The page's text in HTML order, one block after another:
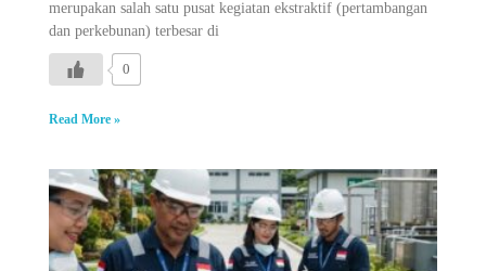
merupakan salah satu pusat kegiatan ekstraktif (pertambangan
dan perkebunan) terbesar di
0
Read More »